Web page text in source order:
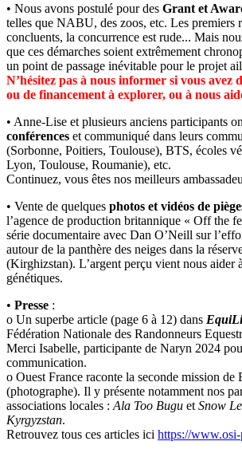
• Nous avons postulé pour des Grant et
telles que NABU, des zoos, etc. Les premiers
concluents, la concurrence est rude... Mais
que ces démarches soient extrêmement
un point de passage inévitable pour le projet
N’hésitez pas à nous informer si vous avez
ou de financement à explorer, ou à nous
• Anne-Lise et plusieurs anciens participants
conférences et communiqué dans leurs
(Sorbonne, Poitiers, Toulouse), BTS, écoles
Lyon, Toulouse, Roumanie), etc.
Continuez, vous êtes nos meilleurs
• Vente de quelques photos et vidéos de
l’agence de production britannique « Off the
série documentaire avec Dan O’Neill sur
autour de la panthère des neiges dans la
(Kirghizstan). L’argent perçu vient nous aider
génétiques.
• Presse :
o Un superbe article (page 6 à 12) dans
Fédération Nationale des Randonneurs
Merci Isabelle, participante de Naryn 2024
communication.
o Ouest France raconte la seconde mission de
(photographe). Il y présente notamment nos
associations locales : Ala Too Bugu et Snow
Kyrgyzstan.
Retrouvez tous ces articles ici https://